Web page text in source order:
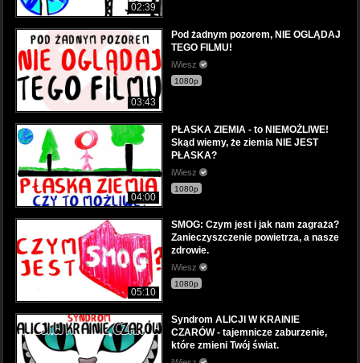
02:39
03:43
Pod żadnym pozorem, NIE OGLĄDAJ
TEGO FILMU!
iWiesz
1080p
04:00
PŁASKA ZIEMIA - to NIEMOŻLIWE!
Skąd wiemy, że ziemia NIE JEST
PŁASKA?
iWiesz
1080p
05:10
SMOG: Czym jest i jak nam zagraża?
Zanieczyszczenie powietrza, a nasze
zdrowie.
iWiesz
1080p
Syndrom ALICJI W KRAINIE
CZARÓW - tajemnicze zaburzenie,
które zmieni Twój świat.